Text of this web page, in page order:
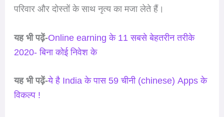
परिवार और दोस्तों के साथ नृत्य का मजा लेते हैं।
यह भी पढ़ें-Online earning के 11 सबसे बेहतरीन तरीके
2020- बिना कोई निवेश के
यह भी पढ़ें-ये है India के पास 59 चीनी (chinese) Apps के
विकल्प !